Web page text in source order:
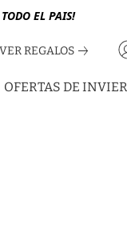
EL PAIS!
VER REGALOS
OFERTAS DE